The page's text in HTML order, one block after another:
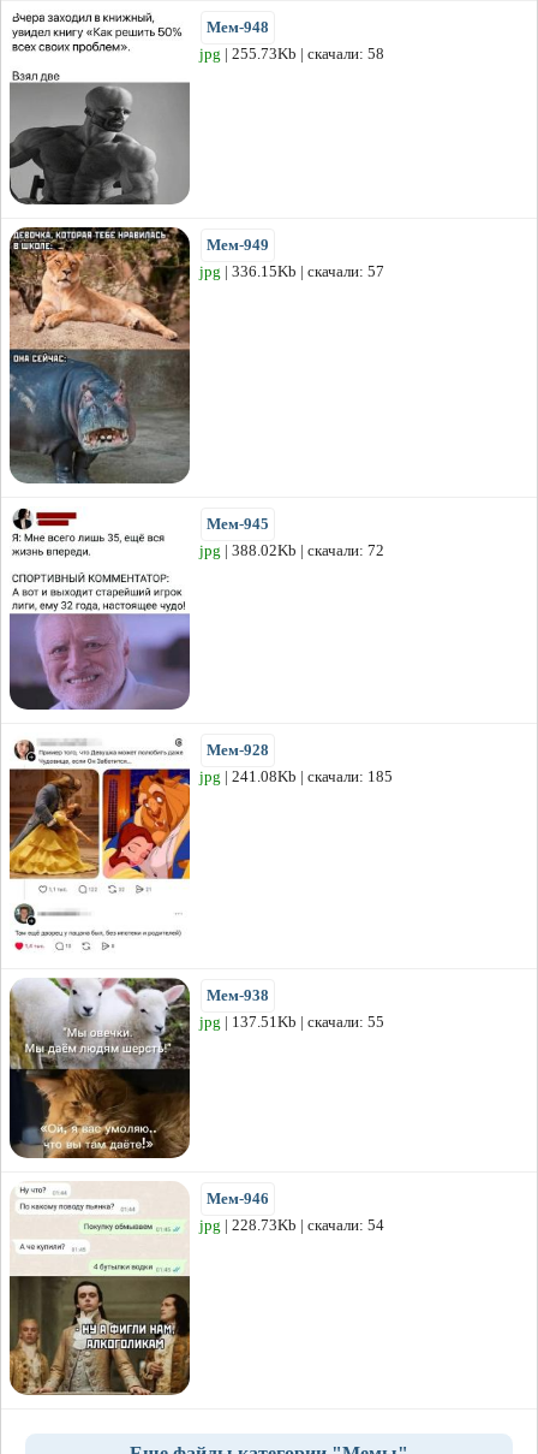
Мем-948
jpg | 255.73Kb | скачали: 58
Мем-949
jpg | 336.15Kb | скачали: 57
Мем-945
jpg | 388.02Kb | скачали: 72
Мем-928
jpg | 241.08Kb | скачали: 185
Мем-938
jpg | 137.51Kb | скачали: 55
Мем-946
jpg | 228.73Kb | скачали: 54